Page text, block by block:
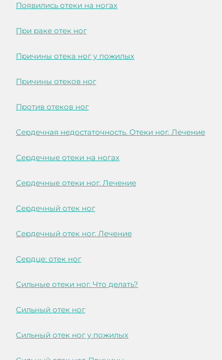
Появились отеки на ногах
При раке отек ног
Причины отека ног у пожилых
Причины отеков ног
Против отеков ног
Сердечная недостаточность. Отеки ног. Лечение
Сердечные отеки на ногах
Сердечные отеки ног. Лечение
Сердечный отек ног
Сердечный отек ног. Лечение
Сердце: отек ног
Сильные отеки ног. Что делать?
Сильный отек ног
Сильный отек ног у пожилых